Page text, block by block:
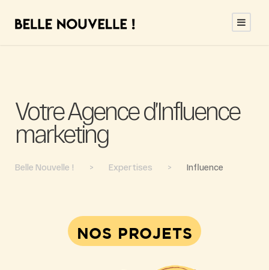
Votre Agence d’Influence
marketing
Belle Nouvelle ! > Expertises > Influence
NOS PROJETS